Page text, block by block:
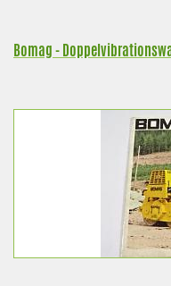
Bomag -